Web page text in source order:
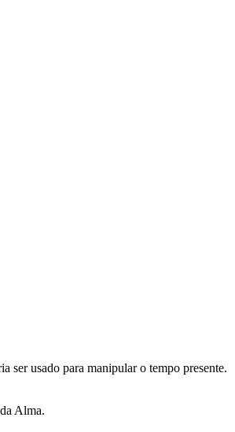
ser usado para manipular o tempo presente.
Alma.